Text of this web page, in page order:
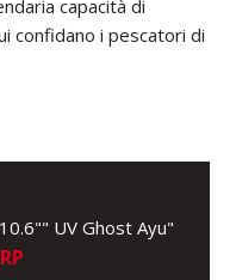
capacità di
confidano i pescatori di
UV Ghost Ayu"